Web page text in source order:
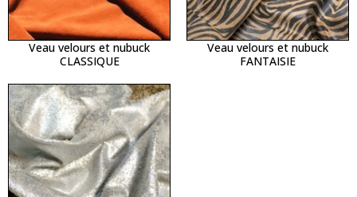
Veau velours et nubuck
CLASSIQUE
Veau velours et nubuck
FANTAISIE